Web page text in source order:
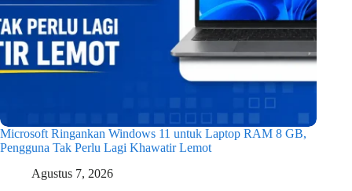
Microsoft Ringankan Windows 11 untuk Laptop RAM 8 GB,
Pengguna Tak Perlu Lagi Khawatir Lemot
Agustus 7, 2026